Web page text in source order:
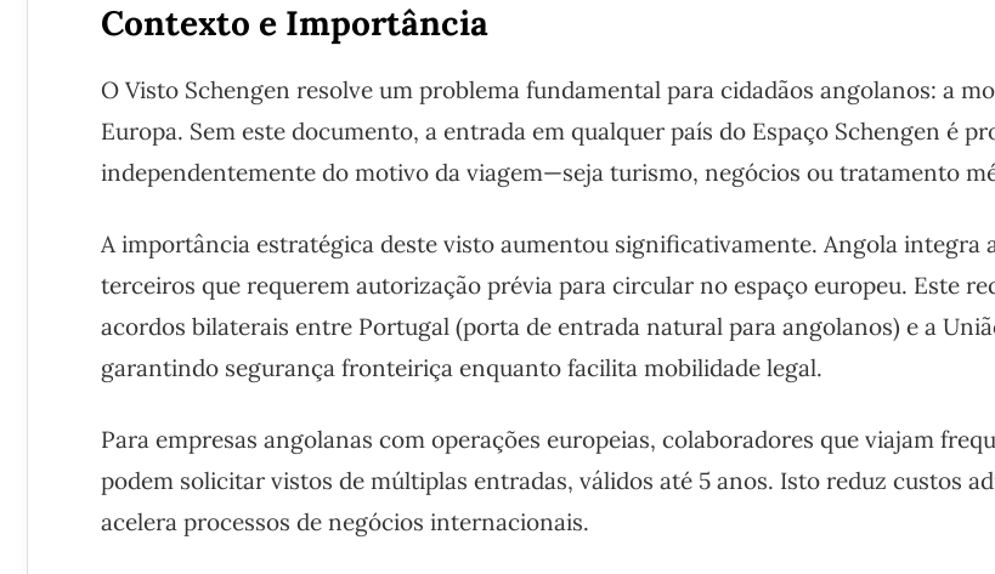
Contexto e Importância
O Visto Schengen resolve um problema fundamental para cidadãos angolanos: a
Europa. Sem este documento, a entrada em qualquer país do Espaço Schengen é
independentemente do motivo da viagem—seja turismo, negócios ou tratamento
A importância estratégica deste visto aumentou significativamente. Angola integra
terceiros que requerem autorização prévia para circular no espaço europeu. Este
acordos bilaterais entre Portugal (porta de entrada natural para angolanos) e a
garantindo segurança fronteiriça enquanto facilita mobilidade legal.
Para empresas angolanas com operações europeias, colaboradores que viajam
podem solicitar vistos de múltiplas entradas, válidos até 5 anos. Isto reduz custos
acelera processos de negócios internacionais.